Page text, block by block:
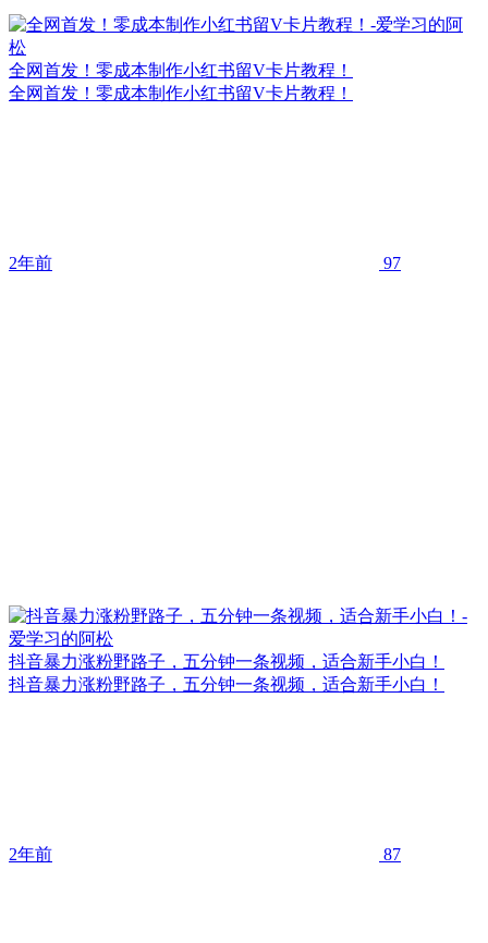
全网首发！零成本制作小红书留V卡片教程！
全网首发！零成本制作小红书留V卡片教程！
2年前 97
抖音暴力涨粉野路子，五分钟一条视频，适合新手小白！
抖音暴力涨粉野路子，五分钟一条视频，适合新手小白！
2年前 87